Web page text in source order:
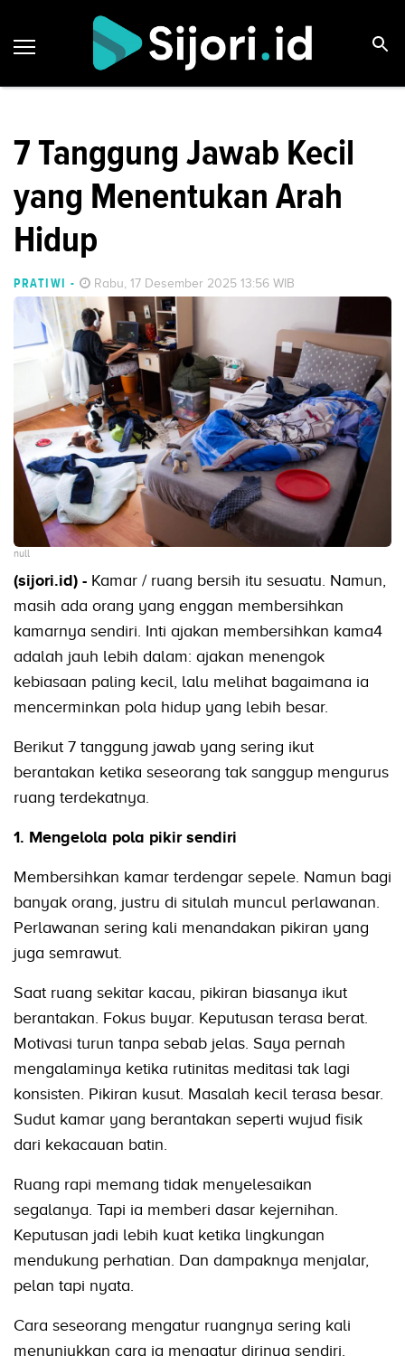
7 Tanggung Jawab Kecil
yang Menentukan Arah
Hidup
PRATIWI - Rabu, 17 Desember 2025 13:56 WIB
null
(sijori.id) - Kamar / ruang bersih itu sesuatu. Namun,
masih ada orang yang enggan membersihkan
kamarnya sendiri. Inti ajakan membersihkan kama4
adalah jauh lebih dalam: ajakan menengok
kebiasaan paling kecil, lalu melihat bagaimana ia
mencerminkan pola hidup yang lebih besar.
Berikut 7 tanggung jawab yang sering ikut
berantakan ketika seseorang tak sanggup mengurus
ruang terdekatnya.
1. Mengelola pola pikir sendiri
Membersihkan kamar terdengar sepele. Namun bagi
banyak orang, justru di situlah muncul perlawanan.
Perlawanan sering kali menandakan pikiran yang
juga semrawut.
Saat ruang sekitar kacau, pikiran biasanya ikut
berantakan. Fokus buyar. Keputusan terasa berat.
Motivasi turun tanpa sebab jelas. Saya pernah
mengalaminya ketika rutinitas meditasi tak lagi
konsisten. Pikiran kusut. Masalah kecil terasa besar.
Sudut kamar yang berantakan seperti wujud fisik
dari kekacauan batin.
Ruang rapi memang tidak menyelesaikan
segalanya. Tapi ia memberi dasar kejernihan.
Keputusan jadi lebih kuat ketika lingkungan
mendukung perhatian. Dan dampaknya menjalar,
pelan tapi nyata.
Cara seseorang mengatur ruangnya sering kali
menunjukkan cara ia mengatur dirinya sendiri.